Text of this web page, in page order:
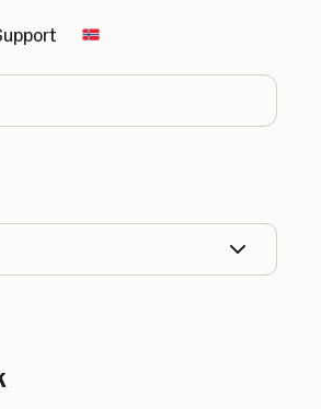
Change country